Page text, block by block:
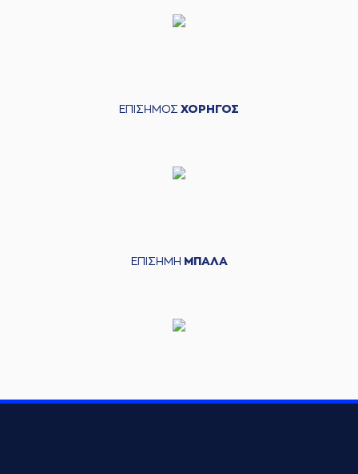
ΕΠΙΣΗΜΟΣ ΧΟΡΗΓΟΣ
ΕΠΙΣΗΜΗ ΜΠΑΛΑ